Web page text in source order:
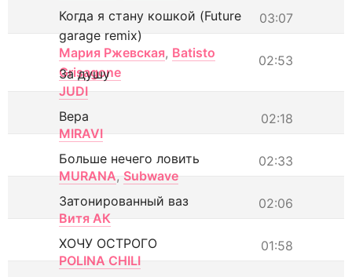
03:07
Когда я стану кошкой (Future
garage remix)
Мария Ржевская, Batisto
Grisagone
02:53
За душу
JUDI
02:18
Вера
MIRAVI
02:33
Больше нечего ловить
MURANA, Subwave
02:06
Затонированный ваз
Витя АК
01:58
ХОЧУ ОСТРОГО
POLINA CHILI